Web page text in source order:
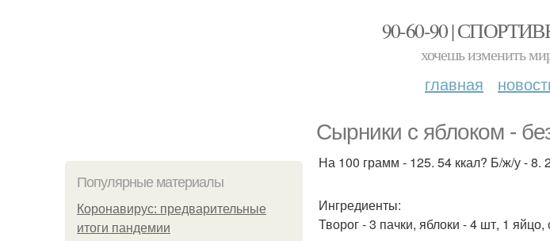
90-60-90 |
хочешь изменить
главная
Сырники с яблоком -
Популярные материалы
Коронавирус: предварительные
итоги пандемии
На 100 грамм - 125. 54 ккал? Б/ж/у - 8.
Ингредиенты:
Творог - 3 пачки, яблоки - 4 шт, 1